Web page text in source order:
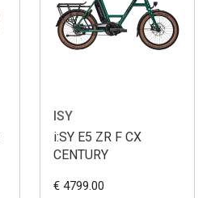
ISY
i:SY E5 ZR F CX
CENTURY
€ 4799.00